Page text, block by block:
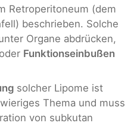
Retroperitoneum (dem
beschrieben. Solche
Organe abdrücken,
oder Funktionseinbußen
solcher Lipome ist
Thema und muss
von subkutan